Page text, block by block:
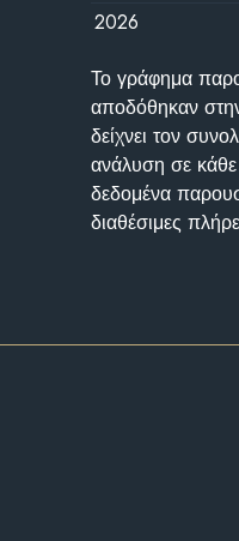
2026
Το γράφημα
αποδόθηκαν
δείχνει τον
ανάλυση σε
δεδομένα
διαθέσιμες